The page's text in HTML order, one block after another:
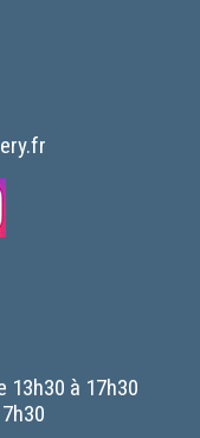
à 17h30